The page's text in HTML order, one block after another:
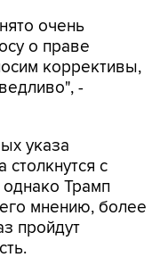
очень
о праве
коррективы,
-
указа
столкнутся с
Трамп
мнению, более
пройдут